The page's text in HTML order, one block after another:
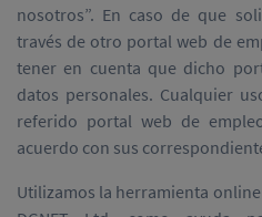
nosotros”. En caso de que
través de otro portal web de
tener en cuenta que dicho
datos personales. Cualquier
referido portal web de
acuerdo con sus
Utilizamos la herramienta